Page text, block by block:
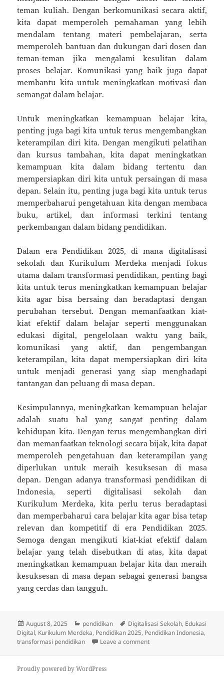
teman kuliah. Dengan berkomunikasi secara aktif,
kita dapat memperoleh pemahaman yang lebih
mendalam tentang materi pembelajaran, serta
memperoleh bantuan dan dukungan dari dosen dan
teman-teman jika mengalami kesulitan dalam
proses belajar. Komunikasi yang baik juga dapat
membantu kita untuk meningkatkan motivasi dan
semangat dalam belajar.
Untuk meningkatkan kemampuan belajar kita,
penting juga bagi kita untuk terus mengembangkan
keterampilan diri kita. Dengan mengikuti pelatihan
dan kursus tambahan, kita dapat meningkatkan
kemampuan kita dalam bidang tertentu dan
mempersiapkan diri kita untuk persaingan di masa
depan. Selain itu, penting juga bagi kita untuk terus
memperbaharui pengetahuan kita dengan membaca
buku, artikel, dan informasi terkini tentang
perkembangan dalam bidang pendidikan.
Dalam era Pendidikan 2025, di mana digitalisasi
sekolah dan Kurikulum Merdeka menjadi fokus
utama dalam transformasi pendidikan, penting bagi
kita untuk terus meningkatkan kemampuan belajar
kita agar bisa bersaing dan beradaptasi dengan
perubahan tersebut. Dengan memanfaatkan kiat-
kiat efektif dalam belajar seperti menggunakan
edukasi digital, pengelolaan waktu yang baik,
komunikasi yang aktif, dan pengembangan
keterampilan, kita dapat mempersiapkan diri kita
untuk menjadi generasi yang siap menghadapi
tantangan dan peluang di masa depan.
Kesimpulannya, meningkatkan kemampuan belajar
adalah suatu hal yang sangat penting dalam
kehidupan kita. Dengan terus mengembangkan diri
dan memanfaatkan teknologi secara bijak, kita dapat
memperoleh pengetahuan dan keterampilan yang
diperlukan untuk meraih kesuksesan di masa
depan. Dengan adanya transformasi pendidikan di
Indonesia, seperti digitalisasi sekolah dan
Kurikulum Merdeka, kita perlu terus beradaptasi
dan memperbaharui cara belajar kita agar bisa tetap
relevan dan kompetitif di era Pendidikan 2025.
Semoga dengan mengikuti kiat-kiat efektif dalam
belajar yang telah disebutkan di atas, kita dapat
meningkatkan kemampuan belajar kita dan meraih
kesuksesan di masa depan sebagai generasi bangsa
yang cerdas dan tangguh.
Posted
on
August 8, 2025 Categories
pendidikan Tags
Digitalisasi Sekolah, Edukasi
Digital, Kurikulum Merdeka, Pendidikan 2025, Pendidikan Indonesia,
transformasi pendidikan
Leave a commenton Mahasiswa Wajib
Proudly powered by WordPress